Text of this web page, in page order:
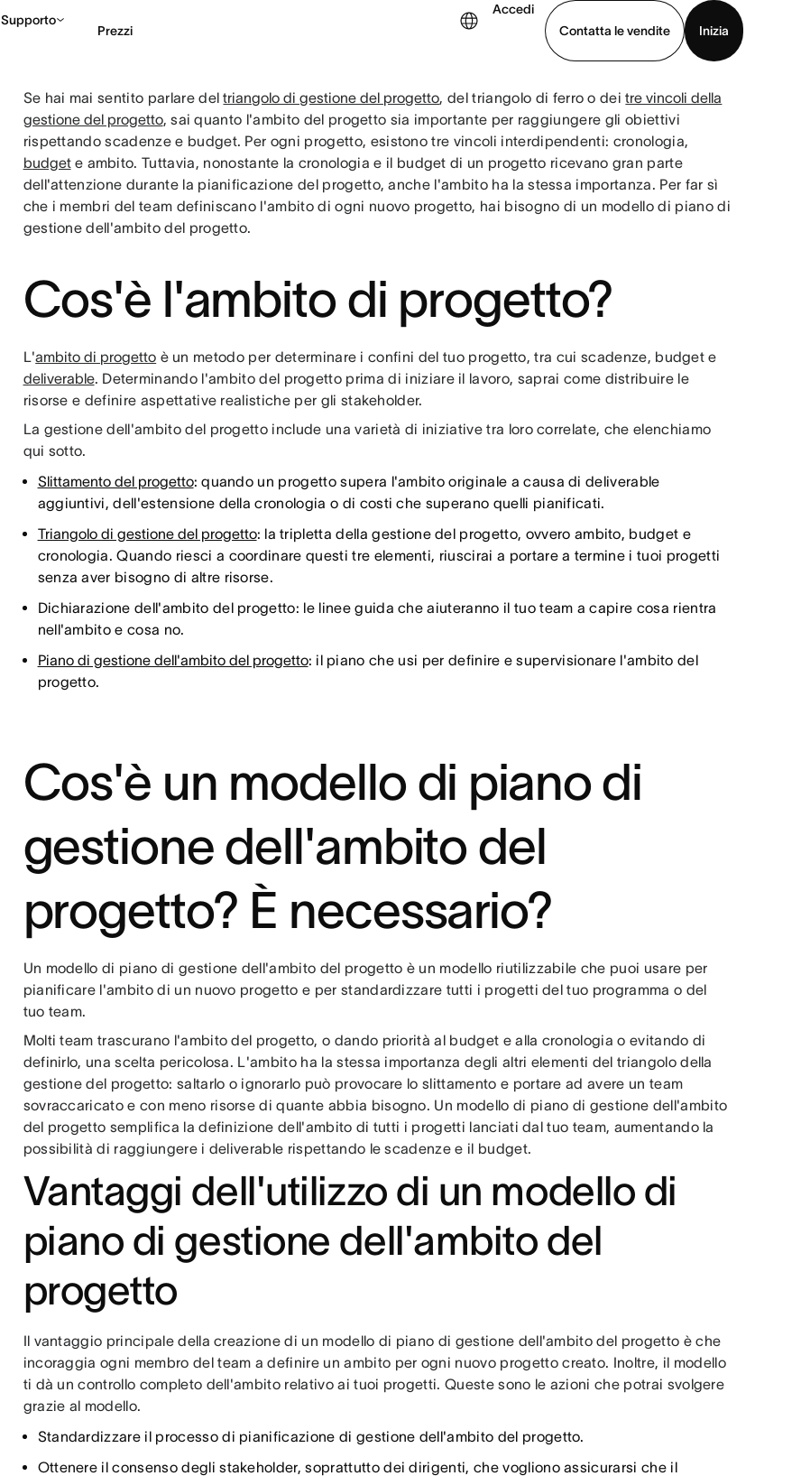
Supporto
Prezzi
Accedi
Contatta le vendite
Inizia
Contatta le vendite Guarda la demo Scarica l’app
Se hai mai sentito parlare deltriangolo di gestione del progetto, del triangolo di ferro o deitre vincoli della
gestione del progetto, sai quanto l'ambito del progetto sia importante per raggiungere gli obiettivi
rispettando scadenze e budget. Per ogni progetto, esistono tre vincoli interdipendenti: cronologia,
budgete ambito. Tuttavia, nonostante la cronologia e il budget di un progetto ricevano gran parte
dell'attenzione durante la pianificazione del progetto, anche l'ambito ha la stessa importanza. Per far sì
che i membri del team definiscano l'ambito di ogni nuovo progetto, hai bisogno di un modello di piano di
gestione dell'ambito del progetto.
Cos'è l'ambito di progetto?
L'ambito di progetto è un metodo per determinare i confini del tuo progetto, tra cui scadenze, budget e
deliverable. Determinando l'ambito del progetto prima di iniziare il lavoro, saprai come distribuire le
risorse e definire aspettative realistiche per gli stakeholder.
La gestione dell'ambito del progetto include una varietà di iniziative tra loro correlate, che elenchiamo
qui sotto.
Slittamento del progetto: quando un progetto supera l'ambito originale a causa di deliverable
aggiuntivi, dell'estensione della cronologia o di costi che superano quelli pianificati.
Triangolo di gestione del progetto: la tripletta della gestione del progetto, ovvero ambito, budget e
cronologia. Quando riesci a coordinare questi tre elementi, riuscirai a portare a termine i tuoi progetti
senza aver bisogno di altre risorse.
Dichiarazione dell'ambito del progetto: le linee guida che aiuteranno il tuo team a capire cosa rientra
nell'ambito e cosa no.
Piano di gestione dell'ambito del progetto: il piano che usi per definire e supervisionare l'ambito del
progetto.
Cos'è un modello di piano di
gestione dell'ambito del
progetto? È necessario?
Un modello di piano di gestione dell'ambito del progetto è un modello riutilizzabile che puoi usare per
pianificare l'ambito di un nuovo progetto e per standardizzare tutti i progetti del tuo programma o del
tuo team.
Molti team trascurano l'ambito del progetto, o dando priorità al budget e alla cronologia o evitando di
definirlo, una scelta pericolosa. L'ambito ha la stessa importanza degli altri elementi del triangolo della
gestione del progetto: saltarlo o ignorarlo può provocare lo slittamento e portare ad avere un team
sovraccaricato e con meno risorse di quante abbia bisogno. Un modello di piano di gestione dell'ambito
del progetto semplifica la definizione dell'ambito di tutti i progetti lanciati dal tuo team, aumentando la
possibilità di raggiungere i deliverable rispettando le scadenze e il budget.
Vantaggi dell'utilizzo di un modello di
piano di gestione dell'ambito del
progetto
Il vantaggio principale della creazione di un modello di piano di gestione dell'ambito del progetto è che
incoraggia ogni membro del team a definire un ambito per ogni nuovo progetto creato. Inoltre, il modello
ti dà un controllo completo dell'ambito relativo ai tuoi progetti. Queste sono le azioni che potrai svolgere
grazie al modello.
Standardizzare il processo di pianificazione di gestione dell'ambito del progetto.
Ottenere il consenso degli stakeholder, soprattutto dei dirigenti, che vogliono assicurarsi che il